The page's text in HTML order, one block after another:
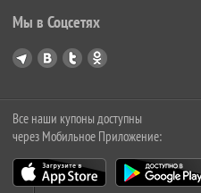
Мы в Соцсетях
Все наши купоны доступны
через Мобильное Приложение: